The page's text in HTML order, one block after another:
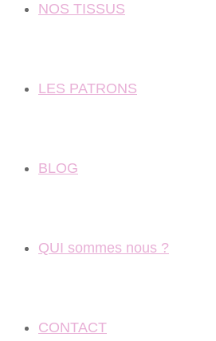
NOS TISSUS
LES PATRONS
BLOG
QUI sommes nous ?
CONTACT